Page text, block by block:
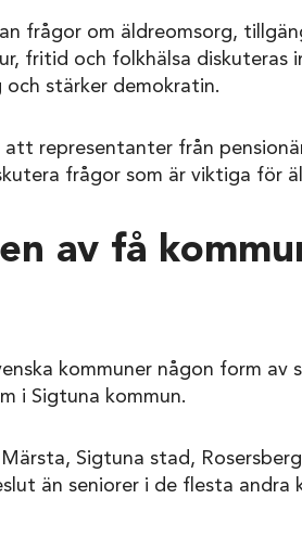
frågor om äldreomsorg,
fritid och folkhälsa
stärker demokratin.
att representanter från
frågor som är viktiga för
av få
kommuner någon form
i Sigtuna kommun.
Sigtuna stad,
än seniorer i de flesta andra